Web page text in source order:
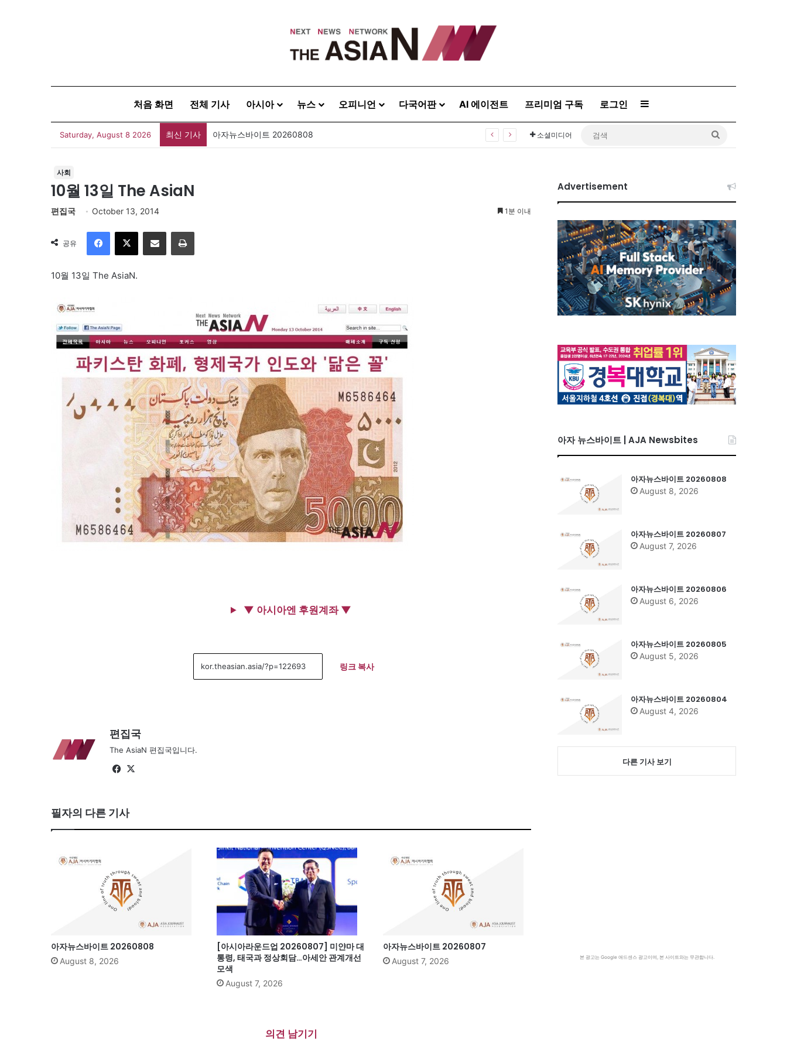
처음 화면 전체 기사 아시아 뉴스 오피니언 다국어판 AI 에이전트 프리미엄 구독 로그인 Sidebar
Saturday, August 8 2026 최신 기사 아자뉴스바이트 20260808 소셜미디어
사회
10월 13일 The AsiaN
편집국 October 13, 2014 1분 이내
공유
이메일
10월 13일 The AsiaN.
▼ 아시아엔 후원계좌 ▼
링크 복사
편집국
The AsiaN 편집국입니다.
Fa
ok
필자의 다른 기사
아자뉴스바이트 20260808
August 8, 2026
[아시아라운드업 20260807] 미얀마 대
통령, 태국과 정상회담…아세안 관계개선
모색
August 7, 2026
아자뉴스바이트 20260807
August 7, 2026
의견 남기기
Advertisement
아자 뉴스바이트 | AJA Newsbites
아자뉴스바이트 20260808
August 8, 2026
아자뉴스바이트 20260807
August 7, 2026
아자뉴스바이트 20260806
August 6, 2026
아자뉴스바이트 20260805
August 5, 2026
아자뉴스바이트 20260804
August 4, 2026
다른 기사 보기
본 광고는 Google 애드센스 광고이며, 본 사이트와는 무관합니다.